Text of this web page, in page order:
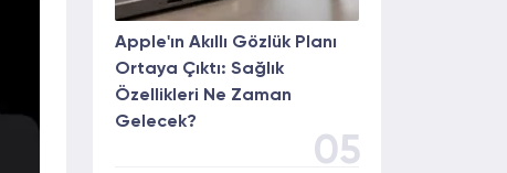
Apple'ın Akıllı Gözlük Planı
Ortaya Çıktı: Sağlık
Özellikleri Ne Zaman
Gelecek?
05